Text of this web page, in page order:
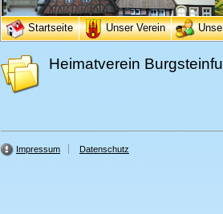
Startseite Unser Verein
Heimatverein
Impressum Datenschutz